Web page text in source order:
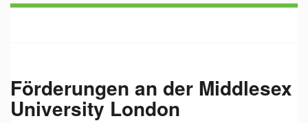
Förderungen an der Middlesex
University London